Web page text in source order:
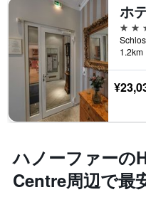
4つ
1.2km
ハノーファーの
Centre周辺で最